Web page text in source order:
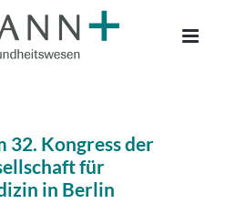
32. Kongress der
für
in Berlin